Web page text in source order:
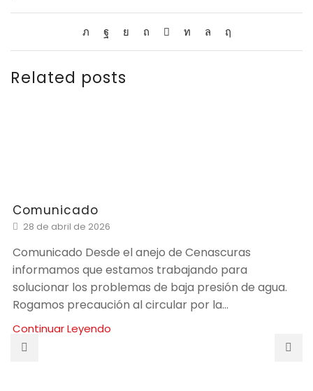
Related posts
Comunicado
28 de abril de 2026
Comunicado Desde el anejo de Cenascuras
informamos que estamos trabajando para
solucionar los problemas de baja presión de agua.
Rogamos precaución al circular por la...
Continuar Leyendo